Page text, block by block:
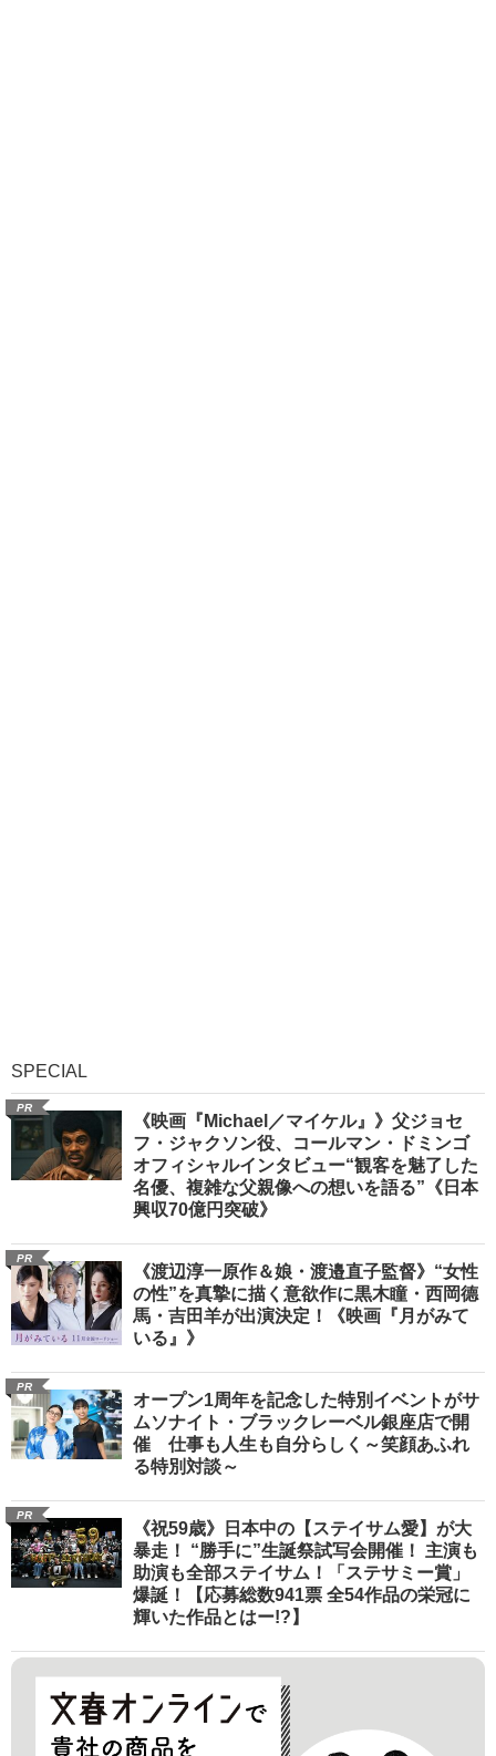
SPECIAL
PR
《映画『Michael／マイケル』》父ジョセ
フ・ジャクソン役、コールマン・ドミンゴ
オフィシャルインタビュー“観客を魅了した
名優、複雑な父親像への想いを語る”《日本
興収70億円突破》
PR
《渡辺淳一原作＆娘・渡邉直子監督》“女性
の性”を真摯に描く意欲作に黒木瞳・西岡德
馬・吉田羊が出演決定！《映画『月がみて
いる』》
PR
オープン1周年を記念した特別イベントがサ
ムソナイト・ブラックレーベル銀座店で開
催 仕事も人生も自分らしく～笑顔あふれ
る特別対談～
PR
《祝59歳》日本中の【ステイサム愛】が大
暴走！ “勝手に”生誕祭試写会開催！ 主演も
助演も全部ステイサム！「ステサミー賞」
爆誕！【応募総数941票 全54作品の栄冠に
輝いた作品とはー!?】